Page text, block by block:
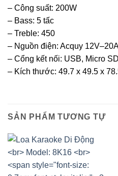
– Công suất: 200W
– Bass: 5 tấc
– Treble: 450
– Nguồn điện: Acquy
– Cổng kết nối: USB, Micro
– Kích thước: 49.7 x 49.5 x
SẢN PHẨM TƯƠNG TỰ